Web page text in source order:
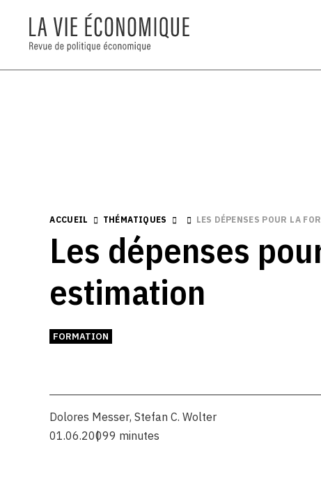
ACCUEIL THÉMATIQUES LES DÉPENSES POUR LA
Les dépenses
estimation
FORMATION
Dolores Messer,Stefan C. Wolter
01.06.20099 minutes